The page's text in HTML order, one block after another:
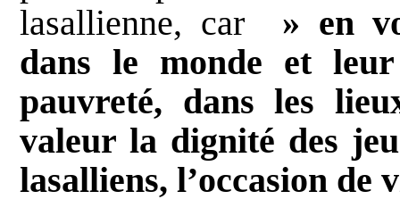
lasallienne, car
» en
dans le monde et
pauvreté, dans les
valeur la dignité des
lasalliens, l’occasion de